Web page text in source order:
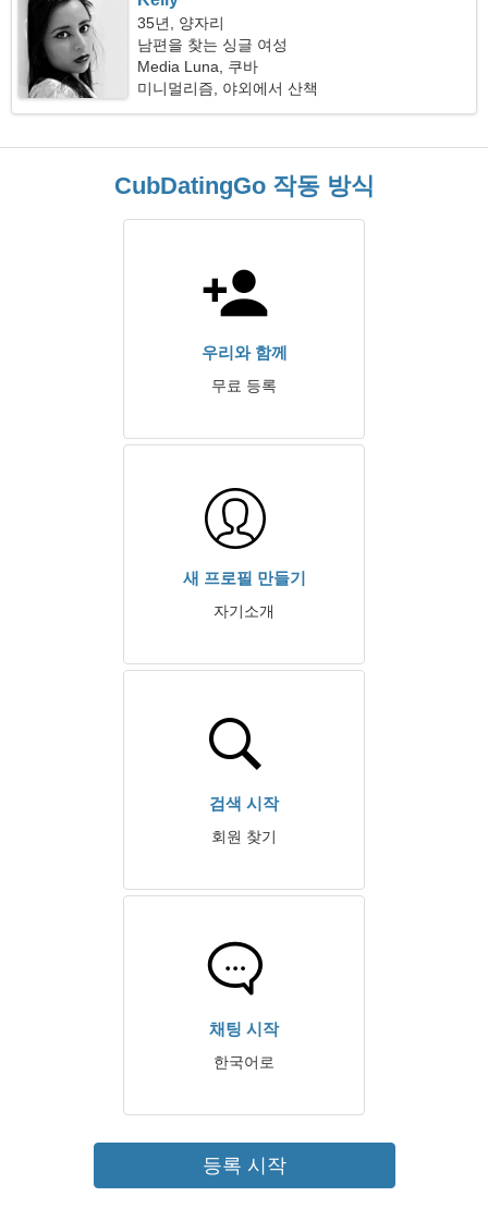
35년, 양자리
남편을 찾는 싱글 여성
Media Luna, 쿠바
미니멀리즘, 야외에서 산책
CubDatingGo 작동 방식
우리와 함께
무료 등록
새 프로필 만들기
자기소개
검색 시작
회원 찾기
채팅 시작
한국어로
등록 시작